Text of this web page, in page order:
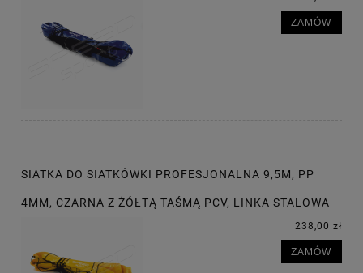
ZAMÓW
SIATKA DO SIATKÓWKI PROFESJONALNA 9,5M, PP
4MM, CZARNA Z ŻÓŁTĄ TAŚMĄ PCV, LINKA STALOWA
238,00 zł
ZAMÓW